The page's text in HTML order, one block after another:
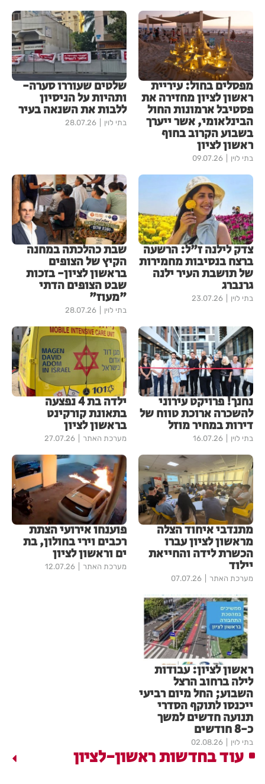
מפסלים בחול: עיריית
ראשון לציון מחזירה את
פסטיבל ארמונות החול
הבינלאומי, אשר ייערך
בשבוע הקרוב בחוף
ראשון לציון
בתי לוין 09.07.26
שלטים שעוררו סערה-
ותהיות על הניסיון
ללבות את השנאה בעיר
בתי לוין 28.07.26
צדק לילנה ז"ל: הרשעה
ברצח בנסיבות מחמירות
של תושבת העיר ילנה
גרנברג
בתי לוין 23.07.26
שבת כהלכתה במחנה
הקיץ של הצופים
בראשון לציון- בזכות
שבט הצופים הדתי
"מעוז"
בתי לוין 28.07.26
נחנך! פרויקט עירוני
להשכרה ארוכת טווח של
דירות במחיר מוזל
בתי לוין 16.07.26
ילדה בת 4 נפצעה
בתאונת קורקינט
בראשון לציון
מערכת האתר 27.07.26
מתנדבי איחוד הצלה
מראשון לציון עברו
הכשרת לידה והחייאת
יילוד
מערכת האתר 07.07.26
פוענחו אירועי הצתת
רכבים וירי בחולון, בת
ים וראשון לציון
מערכת האתר 12.07.26
ראשון לציון: עבודות
לילה ברחוב הרצל
השבוע; החל מיום רביעי
ייכנסו לתוקף הסדרי
תנועה חדשים למשך
כ-8 חודשים
בתי לוין 02.08.26
עוד בחדשות ראשון-לציון